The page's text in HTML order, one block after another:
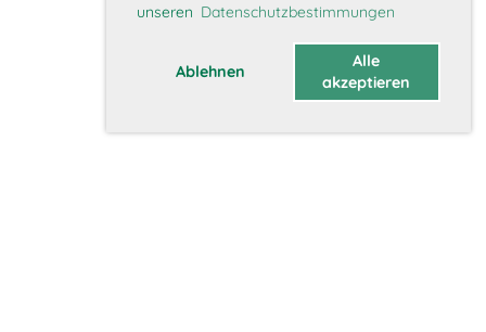
unseren Datenschutzbestimmungen
Ablehnen
Alle
akzeptieren